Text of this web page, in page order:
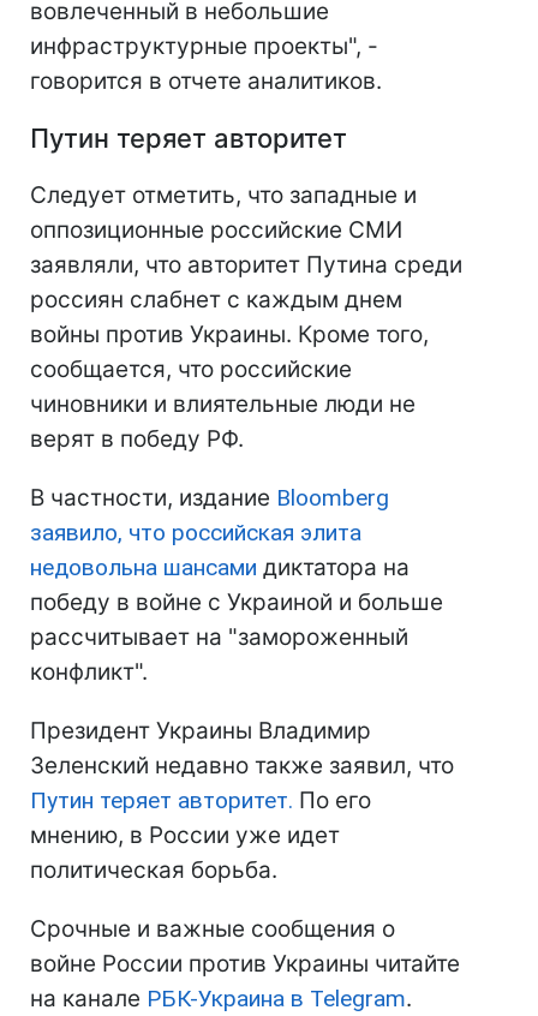
вовлеченный в небольшие
инфраструктурные проекты", -
говорится в отчете аналитиков.
Путин теряет авторитет
Следует отметить, что западные и
оппозиционные российские СМИ
заявляли, что авторитет Путина среди
россиян слабнет с каждым днем
войны против Украины. Кроме того,
сообщается, что российские
чиновники и влиятельные люди не
верят в победу РФ.
В частности, издание Bloomberg
заявило, что российская элита
недовольна шансами диктатора на
победу в войне с Украиной и больше
рассчитывает на "замороженный
конфликт".
Президент Украины Владимир
Зеленский недавно также заявил, что
Путин теряет авторитет. По его
мнению, в России уже идет
политическая борьба.
Срочные и важные сообщения о
войне России против Украины читайте
на канале РБК-Украина в Telegram.